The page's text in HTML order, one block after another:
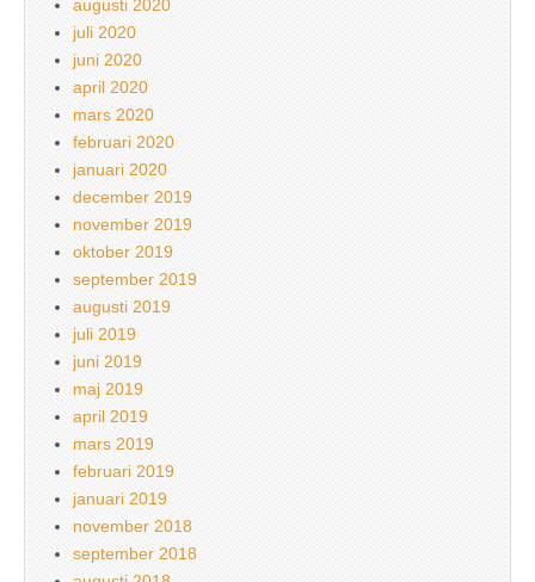
augusti 2020
juli 2020
juni 2020
april 2020
mars 2020
februari 2020
januari 2020
december 2019
november 2019
oktober 2019
september 2019
augusti 2019
juli 2019
juni 2019
maj 2019
april 2019
mars 2019
februari 2019
januari 2019
november 2018
september 2018